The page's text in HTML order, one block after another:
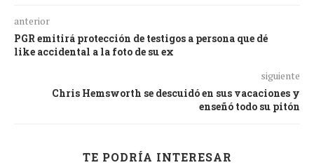
anterior
PGR emitirá protección de testigos a persona que dé
like accidental a la foto de su ex
siguiente
Chris Hemsworth se descuidó en sus vacaciones y
enseñó todo su pitón
TE PODRÍA INTERESAR